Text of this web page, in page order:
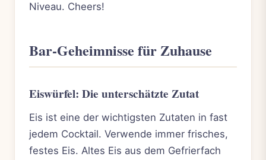
Niveau. Cheers!
Bar-Geheimnisse für Zuhause
Eiswürfel: Die unterschätzte Zutat
Eis ist eine der wichtigsten Zutaten in fast
jedem Cocktail. Verwende immer frisches,
festes Eis. Altes Eis aus dem Gefrierfach